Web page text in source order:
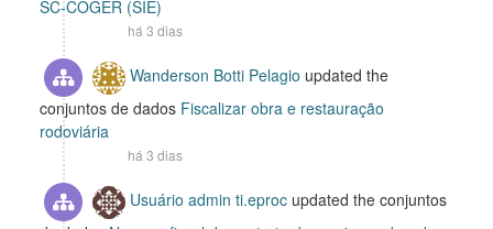
SC-COGER (SIE)
há 3 dias
Wanderson Botti Pelagio updated the
conjuntos de dados Fiscalizar obra e restauração
rodoviária
há 3 dias
Usuário admin ti.eproc updated the conjuntos